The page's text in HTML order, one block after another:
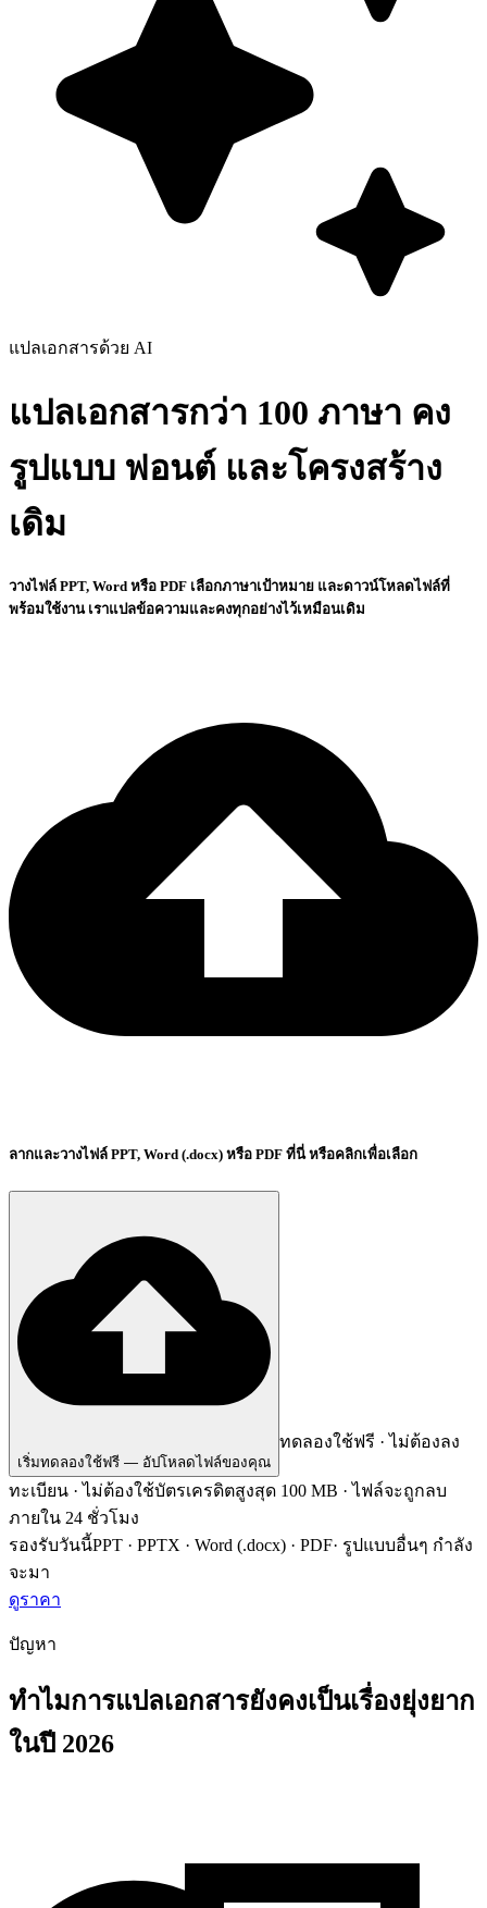
แปลเอกสารด้วย AI
แปลเอกสารกว่า 100 ภาษา คง
รูปแบบ ฟอนต์ และโครงสร้าง
เดิม
วางไฟล์ PPT, Word หรือ PDF เลือกภาษาเป้าหมาย และดาวน์โหลดไฟล์ที่
พร้อมใช้งาน เราแปลข้อความและคงทุกอย่างไว้เหมือนเดิม
ลากและวางไฟล์ PPT, Word (.docx) หรือ PDF ที่นี่ หรือคลิกเพื่อเลือก
เริ่มทดลองใช้ฟรี — อัปโหลดไฟล์ของคุณ
ทดลองใช้ฟรี · ไม่ต้องลง
ทะเบียน · ไม่ต้องใช้บัตรเครดิตสูงสุด 100 MB · ไฟล์จะถูกลบ
ภายใน 24 ชั่วโมง
รองรับวันนี้PPT · PPTX · Word (.docx) · PDF· รูปแบบอื่นๆ กำลัง
จะมา
ดูราคา
ปัญหา
ทำไมการแปลเอกสารยังคงเป็นเรื่องยุ่งยาก
ในปี 2026